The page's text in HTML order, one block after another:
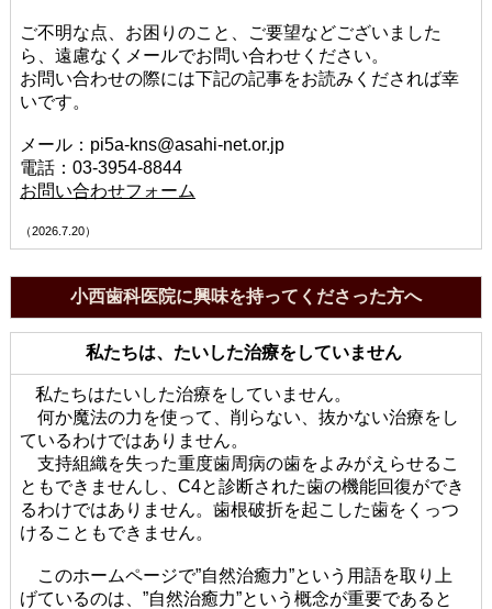
ご不明な点、お困りのこと、ご要望などございました
ら、遠慮なくメールでお問い合わせください。
お問い合わせの際には下記の記事をお読みくだされば幸
いです。
メール：pi5a-kns@asahi-net.or.jp
電話：03-3954-8844
お問い合わせフォーム
（2026.7.20）
小西歯科医院に興味を持ってくださった方へ
私たちは、たいした治療をしていません
私たちはたいした治療をしていません。
何か魔法の力を使って、削らない、抜かない治療をし
ているわけではありません。
支持組織を失った重度歯周病の歯をよみがえらせるこ
ともできませんし、C4と診断された歯の機能回復ができ
るわけではありません。歯根破折を起こした歯をくっつ
けることもできません。
このホームページで”自然治癒力”という用語を取り上
げているのは、”自然治癒力”という概念が重要であると